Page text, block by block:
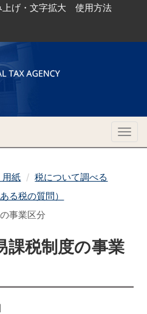
上げ・文字拡大 使用方法
用紙
税について調べる
る税の質問）
事業区分
税制度の事業